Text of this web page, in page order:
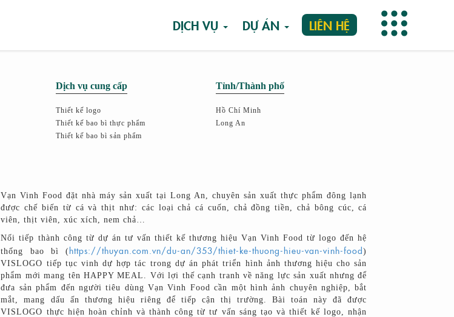
DỊCH VỤ DỰ ÁN LIÊN HỆ
the important stuff
Dịch vụ cung cấp
Thiết kế logo
Thiết kế bao bì thực phẩm
Thiết kế bao bì sản phẩm
Tỉnh/Thành phố
Hồ Chí Minh
Long An
Vạn Vinh Food đặt nhà máy sản xuất tại Long An, chuyên sản xuất thực phẩm đông lạnh
được chế biến từ cá và thịt như: các loại chả cá cuốn, chả đồng tiền, chả bông cúc, cá
viên, thịt viên, xúc xích, nem chả…
Nối tiếp thành công từ dự án tư vấn thiết kế thương hiệu Vạn Vinh Food từ logo đến hệ
thống bao bì (https://thuyan.com.vn/du-an/353/thiet-ke-thuong-hieu-van-vinh-food)
VISLOGO tiếp tục vinh dự hợp tác trong dự án phát triển hình ảnh thương hiệu cho sản
phẩm mới mang tên HAPPY MEAL. Với lợi thế cạnh tranh về năng lực sản xuất nhưng để
đưa sản phẩm đến người tiêu dùng Vạn Vinh Food cần một hình ảnh chuyên nghiệp, bắt
mắt, mang dấu ấn thương hiệu riêng để tiếp cận thị trường. Bài toán này đã được
VISLOGO thực hiện hoàn chỉnh và thành công từ tư vấn sáng tạo và thiết kế logo, nhận